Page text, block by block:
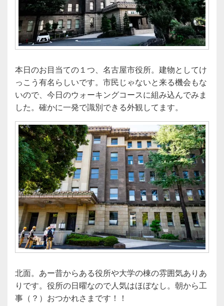
本日のお目当ての１つ、名古屋市役所。建物としてけ
っこう有名らしいです。市民じゃないと来る機会もな
いので、今日のウォーキングコースに組み込んでみま
した。確かに一発で識別できる外観してます。
北面。あー昔からある役所や大学の棟の雰囲気ありあ
りです。役所の日曜なので人気はほぼなし。朝から工
事（？）おつかれさまです！！